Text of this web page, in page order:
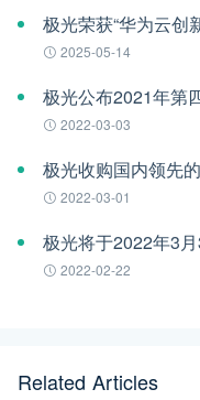
极光荣获“华为云创
2025-05-14
极光公布2021年第
2022-03-03
极光收购国内领先
2022-03-01
2022-02-22
Related Articles